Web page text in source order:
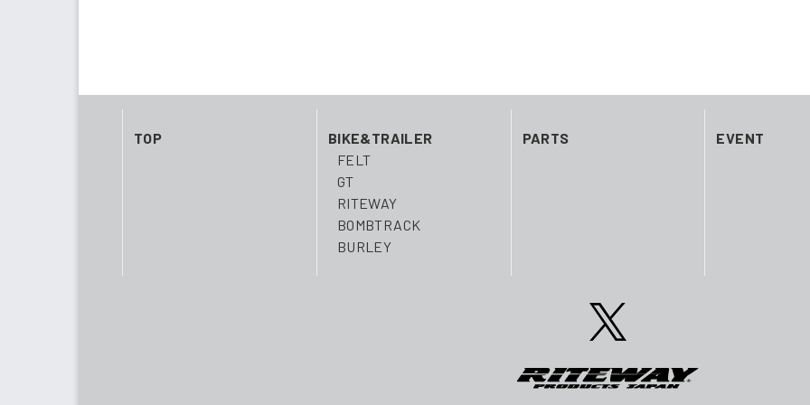
TOP
BIKE&TRAILER
FELT
GT
RITEWAY
BOMBTRACK
BURLEY
PARTS EVENT